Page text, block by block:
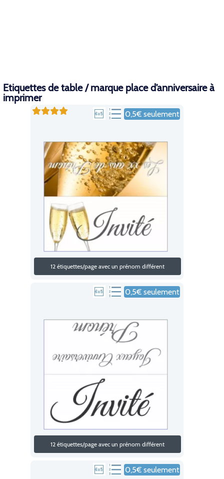
Etiquettes de table / marque place d’anniversaire à
imprimer
0,5€ seulement
12 étiquettes/page avec un prénom différent
0,5€ seulement
12 étiquettes/page avec un prénom différent
0,5€ seulement